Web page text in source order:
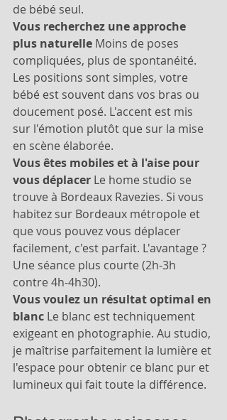
de bébé seul.
Vous recherchez une approche
plus naturelle Moins de poses
compliquées, plus de spontanéité.
Les positions sont simples, votre
bébé est souvent dans vos bras ou
doucement posé. L'accent est mis
sur l'émotion plutôt que sur la mise
en scène élaborée.
Vous êtes mobiles et à l'aise pour
vous déplacer Le home studio se
trouve à Bordeaux Ravezies. Si vous
habitez sur Bordeaux métropole et
que vous pouvez vous déplacer
facilement, c'est parfait. L'avantage ?
Une séance plus courte (2h-3h
contre 4h-4h30).
Vous voulez un résultat optimal en
blanc Le blanc est techniquement
exigeant en photographie. Au studio,
je maîtrise parfaitement la lumière et
l'espace pour obtenir ce blanc pur et
lumineux qui fait toute la différence.